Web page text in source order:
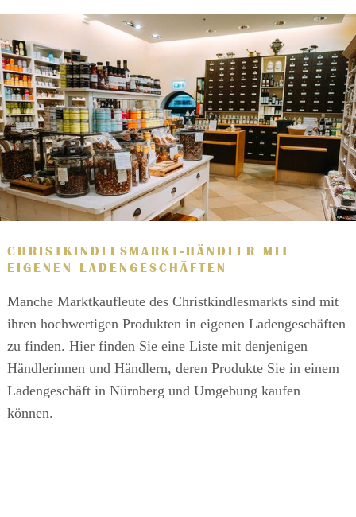
CHRISTKINDLESMARKT-HÄNDLER MIT
EIGENEN LADENGESCHÄFTEN
Manche Marktkaufleute des Christkindlesmarkts sind mit
ihren hochwertigen Produkten in eigenen Ladengeschäften
zu finden. Hier finden Sie eine Liste mit denjenigen
Händlerinnen und Händlern, deren Produkte Sie in einem
Ladengeschäft in Nürnberg und Umgebung kaufen
können.